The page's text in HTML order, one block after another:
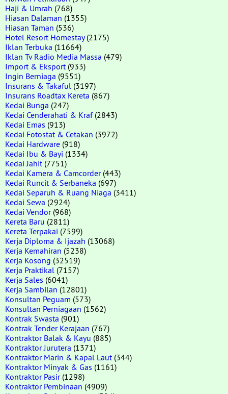
Haji & Umrah (768)
Hiasan Dalaman (1355)
Hiasan Taman (536)
Hotel Resort Homestay(2175)
Iklan Terbuka (11664)
Iklan Tv Radio Media Massa (479)
Import & Eksport (933)
Ingin Berniaga (9551)
Insurans & Takaful (3197)
Insurans Roadtax Kereta (867)
Kedai Bunga (247)
Kedai Cenderahati & Kraf(2843)
Kedai Emas (913)
Kedai Fotostat & Cetakan (3972)
Kedai Hardware (918)
Kedai Ibu & Bayi (1334)
Kedai Jahit (7751)
Kedai Kamera & Camcorder(443)
Kedai Runcit & Serbaneka (697)
Kedai Separuh & Ruang Niaga (3411)
Kedai Sewa (2924)
Kedai Vendor(968)
Kereta Baru (2811)
Kereta Terpakai (7599)
Kerja Diploma & Ijazah (13068)
Kerja Kemahiran (5238)
Kerja Kosong (32519)
Kerja Praktikal (7157)
Kerja Sales (6041)
Kerja Sambilan (12801)
Konsultan Peguam (573)
Konsultan Perniagaan (1562)
Kontrak Swasta (901)
Kontrak Tender Kerajaan (767)
Kontraktor Balak & Kayu (885)
Kontraktor Jurutera (1371)
Kontraktor Marin & Kapal Laut (344)
Kontraktor Minyak & Gas (1161)
Kontraktor Pasir(1298)
Kontraktor Pembinaan (4909)